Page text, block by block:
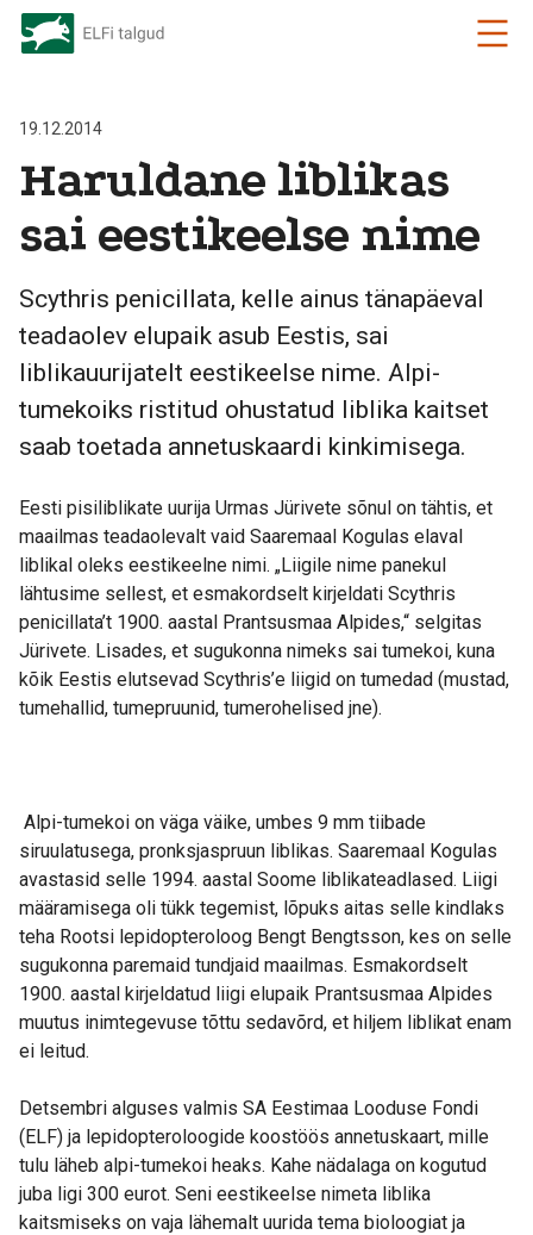
19.12.2014
Haruldane liblikas
sai eestikeelse nime
Scythris penicillata, kelle ainus tänapäeval
teadaolev elupaik asub Eestis, sai
liblikauurijatelt eestikeelse nime. Alpi-
tumekoiks ristitud ohustatud liblika kaitset
saab toetada annetuskaardi kinkimisega.
Eesti pisiliblikate uurija Urmas Jürivete sõnul on tähtis, et
maailmas teadaolevalt vaid Saaremaal Kogulas elaval
liblikal oleks eestikeelne nimi. „Liigile nime panekul
lähtusime sellest, et esmakordselt kirjeldati Scythris
penicillata’t 1900. aastal Prantsusmaa Alpides,“ selgitas
Jürivete. Lisades, et sugukonna nimeks sai tumekoi, kuna
kõik Eestis elutsevad Scythris’e liigid on tumedad (mustad,
tumehallid, tumepruunid, tumerohelised jne).
Alpi-tumekoi on väga väike, umbes 9 mm tiibade
siruulatusega, pronksjaspruun liblikas. Saaremaal Kogulas
avastasid selle 1994. aastal Soome liblikateadlased. Liigi
määramisega oli tükk tegemist, lõpuks aitas selle kindlaks
teha Rootsi lepidopteroloog Bengt Bengtsson, kes on selle
sugukonna paremaid tundjaid maailmas. Esmakordselt
1900. aastal kirjeldatud liigi elupaik Prantsusmaa Alpides
muutus inimtegevuse tõttu sedavõrd, et hiljem liblikat enam
ei leitud.
Detsembri alguses valmis SA Eestimaa Looduse Fondi
(ELF) ja lepidopteroloogide koostöös annetuskaart, mille
tulu läheb alpi-tumekoi heaks. Kahe nädalaga on kogutud
juba ligi 300 eurot. Seni eestikeelse nimeta liblika
kaitsmiseks on vaja lähemalt uurida tema bioloogiat ja